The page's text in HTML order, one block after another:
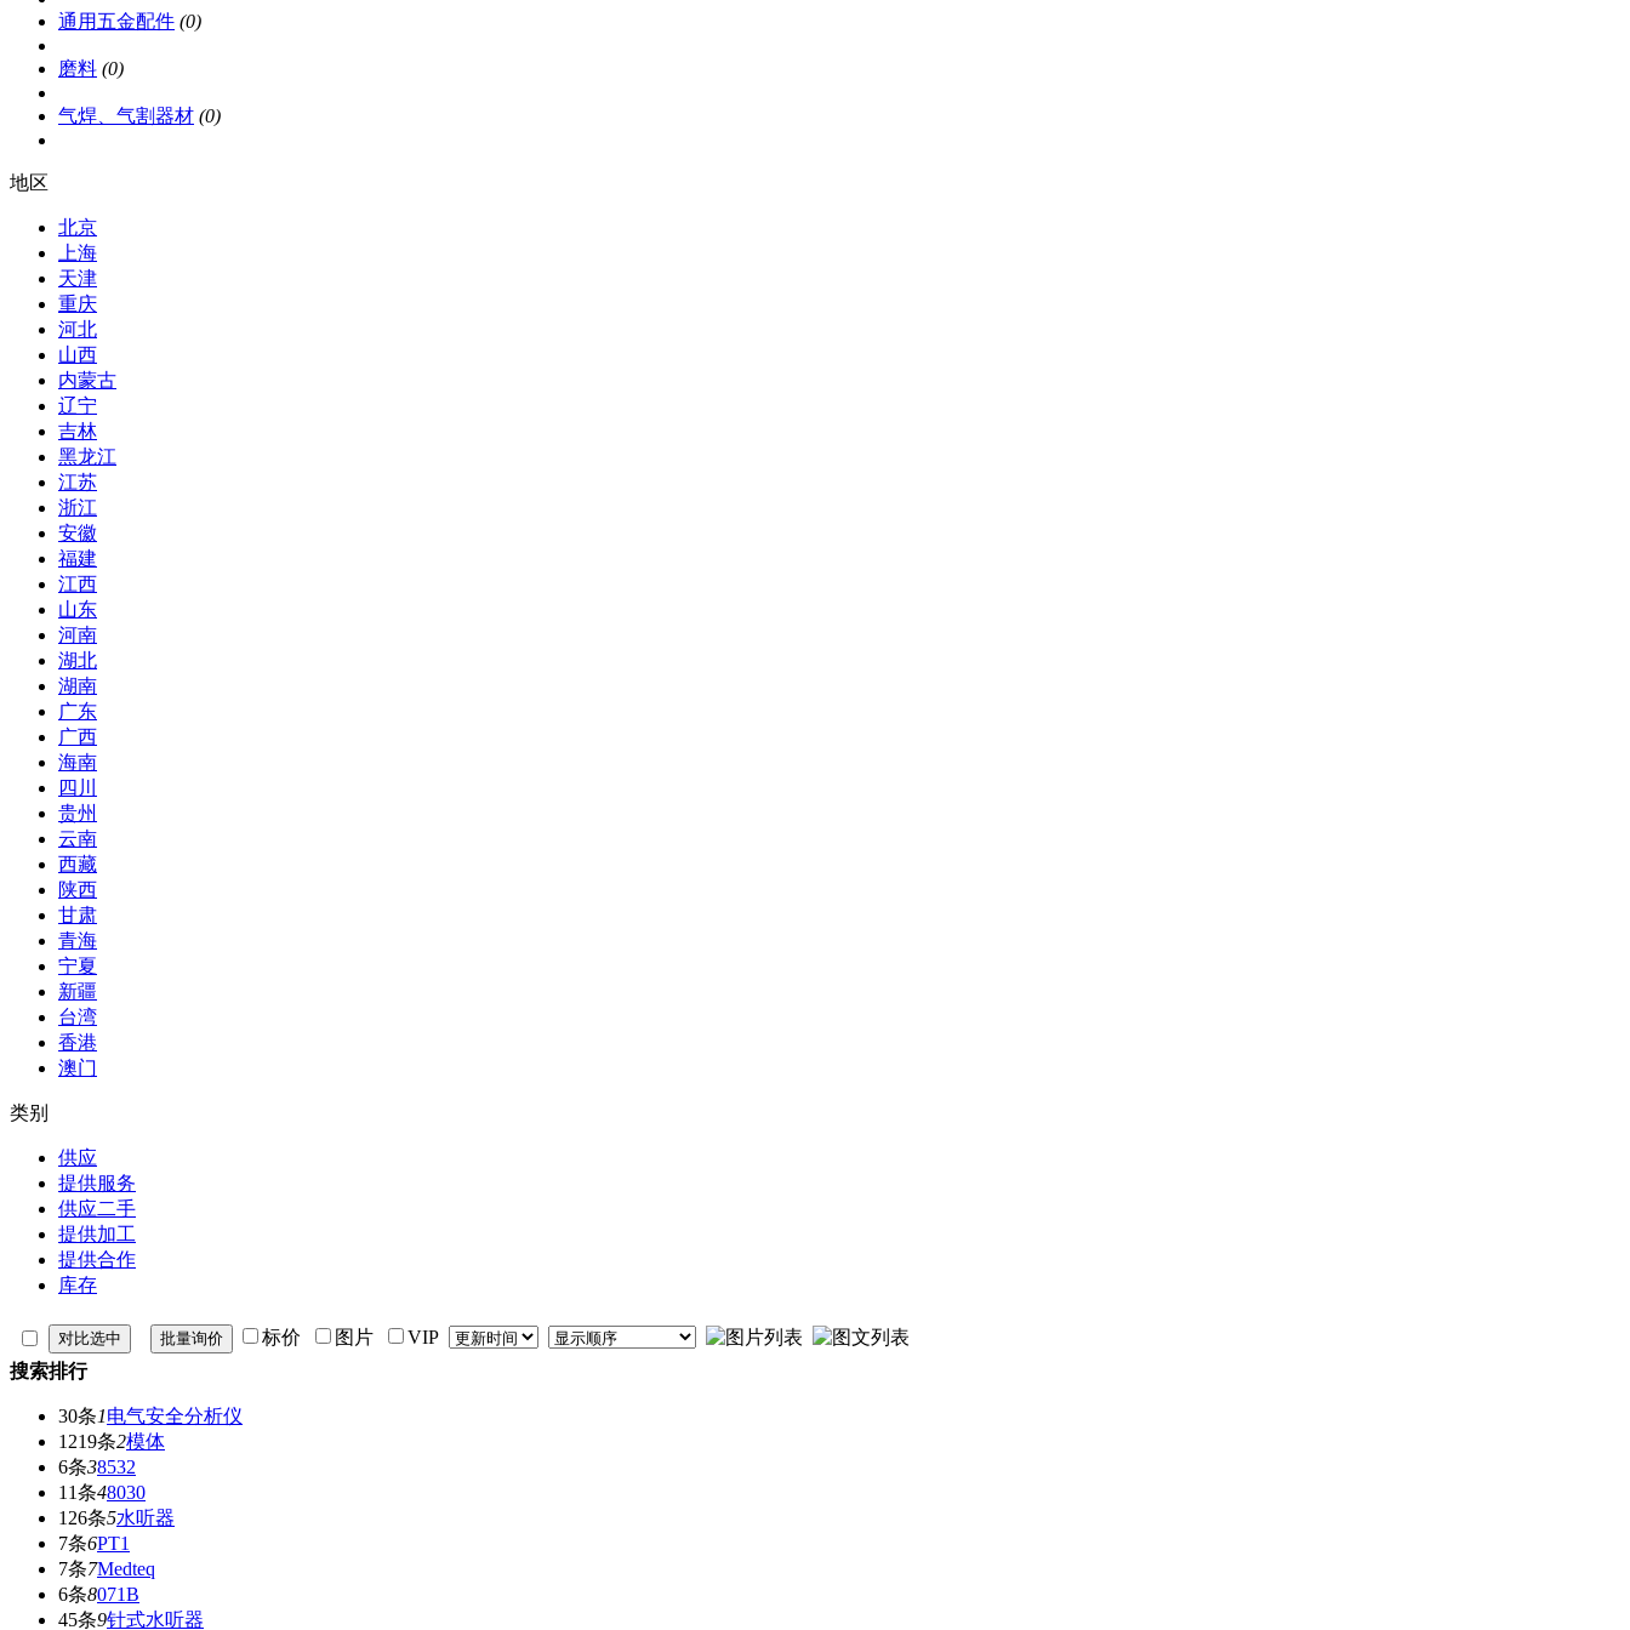
通用五金配件 (0)
磨料 (0)
气焊、气割器材 (0)
地区
北京
上海
天津
重庆
河北
山西
内蒙古
辽宁
吉林
黑龙江
江苏
浙江
安徽
福建
江西
山东
河南
湖北
湖南
广东
广西
海南
四川
贵州
云南
西藏
陕西
甘肃
青海
宁夏
新疆
台湾
香港
澳门
类别
供应
提供服务
供应二手
提供加工
提供合作
库存
标价 图片
VIP
搜索排行
30条1电气安全分析仪
1219条2模体
6条38532
11条48030
126条5水听器
7条6PT1
7条7Medteq
6条8071B
45条9针式水听器